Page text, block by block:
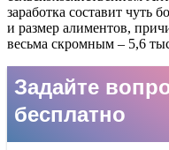
заработка составит чуть
и размер алиментов,
весьма скромным – 5,6